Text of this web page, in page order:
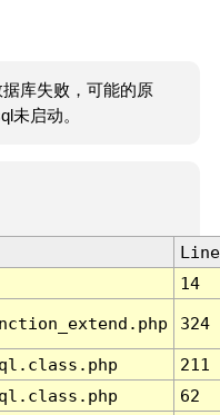
库失败，可能的原
未启动。
Line
14
324
211
62